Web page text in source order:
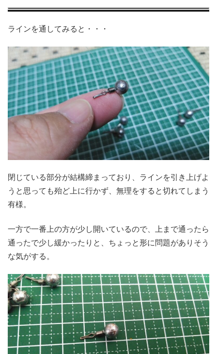
ラインを通してみると・・・
閉じている部分が結構締まっており、ラインを引き上げよ
うと思っても殆ど上に行かず、無理をすると切れてしまう
有様。
一方で一番上の方が少し開いているので、上まで通ったら
通ったで少し緩かったりと、ちょっと形に問題がありそう
な気がする。